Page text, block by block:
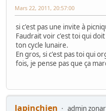
Mars 22, 2011, 20:57:00
si c'est pas une invite à
Faudrait voir c'est toi qui
ton cycle lunaire.
En gros, si c'est pas toi qui
fois, je pense pas que ça
lapinchien
admin